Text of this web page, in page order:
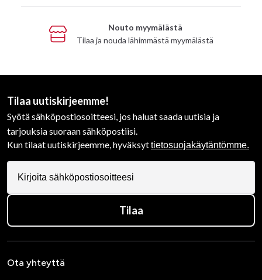
Nouto myymälästä
Tilaa ja nouda lähimmästä myymälästä
Tilaa uutiskirjeemme!
Syötä sähköpostiosoitteesi, jos haluat saada uutisia ja
tarjouksia suoraan sähköpostiisi.
Kun tilaat uutiskirjeemme, hyväksyttietosuojakäytäntömme.
Tilaa
Ota yhteyttä